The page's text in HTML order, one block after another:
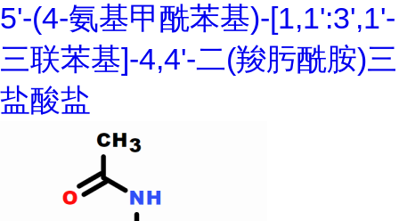
5'-(4-氨基甲酰苯基)-[1,1':3',1'-
三联苯基]-4,4'-二(羧肟酰胺)三
盐酸盐